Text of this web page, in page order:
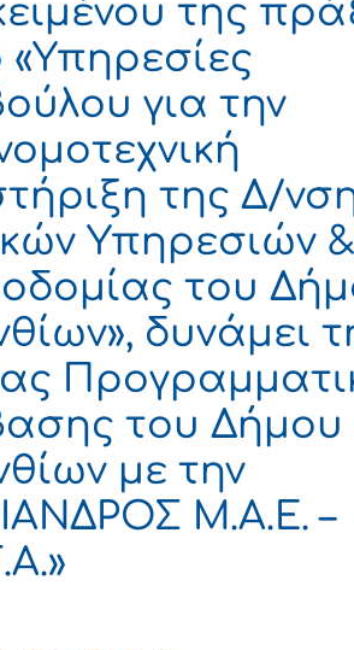
της
«Υπηρεσίες
για την
της Δ/
Υπηρεσιών &
του
δυνάμει
του Δήμου
με την
Μ.Α.Ε. –